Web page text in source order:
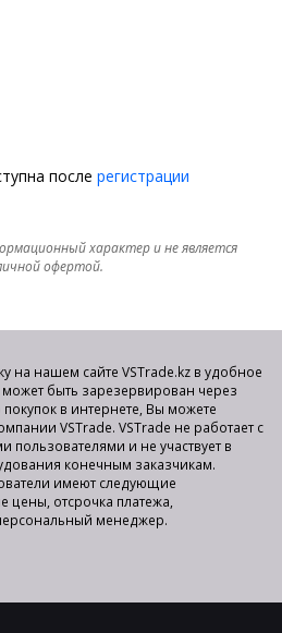
после регистрации
характер и не является
офертой.
на нашем сайте VSTrade.kz в удобное
быть зарезервирован через
в интернете, Вы можете
VSTrade. VSTrade не работает с
и не участвует в
конечным заказчикам.
имеют следующие
цены, отсрочка платежа,
менеджер.